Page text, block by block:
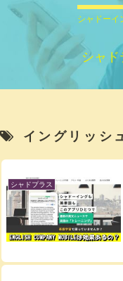
シャドーイ
シャ
イングリッシ
シャドプラス